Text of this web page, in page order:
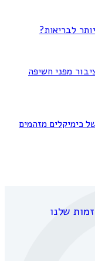
לבריאות?
מפני חשיפה
כימיקלים מזהמים
שלנו